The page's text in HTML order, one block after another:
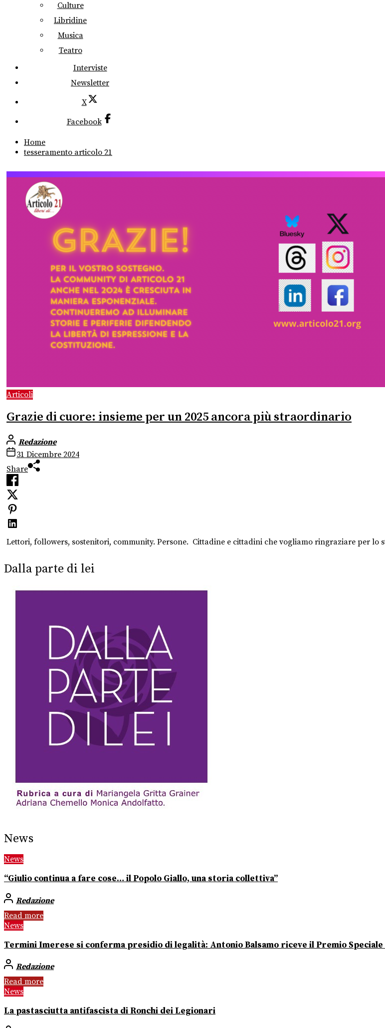
Culture
Libridine
Musica
Teatro
Interviste
Newsletter
X
Facebook
Home
tesseramento articolo 21
Articoli
Grazie di cuore: insieme per un 2025 ancora più straordinario
Redazione
31 Dicembre 2024
Share
Lettori, followers, sostenitori, community. Persone. Cittadine e cittadini che vogliamo ringraziare per lo
Dalla parte di lei
News
News
“Giulio continua a fare cose… il Popolo Giallo, una storia collettiva”
Redazione
Read more
News
Termini Imerese si conferma presidio di legalità: Antonio Balsamo riceve il Premio
Redazione
Read more
News
La pastasciutta antifascista di Ronchi dei Legionari